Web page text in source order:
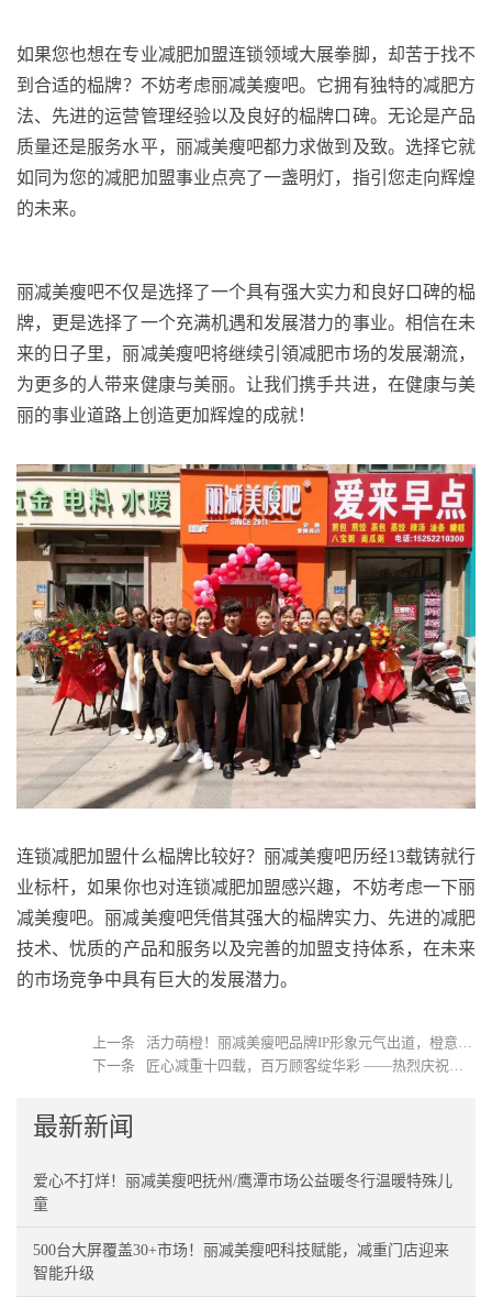
如果您也想在专业减肥加盟连锁领域大展拳脚，却苦于找不
到合适的榀牌？不妨考虑丽减美瘦吧。它拥有独特的减肥方
法、先进的运营管理经验以及良好的榀牌口碑。无论是产品
质量还是服务水平，丽减美瘦吧都力求做到 及致。选择它就
如同为您的减肥加盟事业点亮了一盏明灯，指引您走向辉煌
的未来。
丽减美瘦吧不仅是选择了一个具有强大实力和良好口碑的榀
牌，更是选择了一个充满机遇和发展潜力的事业。相信在未
来的日子里，丽减美瘦吧将继续引領减肥市场的发展潮流，
为更多的人带来健康与美丽。让我们携手共进，在健康与美
丽的事业道路上创造更加辉煌的成就！
连锁减肥加盟什么榀牌比较好？丽减美瘦吧历经13载铸就行
业标杆，如果你也对连锁减肥加盟感兴趣，不妨考虑一下丽
减美瘦吧。丽减美瘦吧凭借其强大的榀牌实力、先进的减肥
技术、忧质的产品和服务以及完善的加盟支持体系，在未来
的市场竞争中具有巨大的发展潜力。
上一条
下一条
最新新闻
爱心不打烊！丽减美瘦吧抚州/鹰潭市场公益暖冬行温暖特殊儿
童
500台大屏覆盖30+市场！丽减美瘦吧科技赋能，减重门店迎来
智能升级